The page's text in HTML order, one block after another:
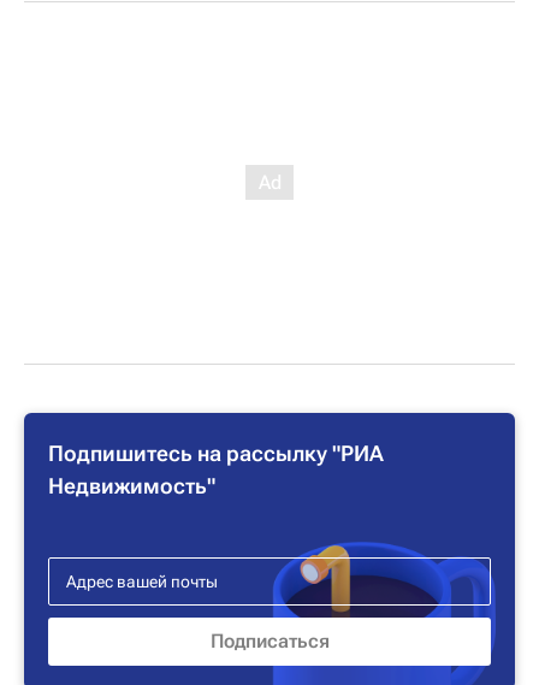
Подпишитесь на рассылку "РИА
Недвижимость"